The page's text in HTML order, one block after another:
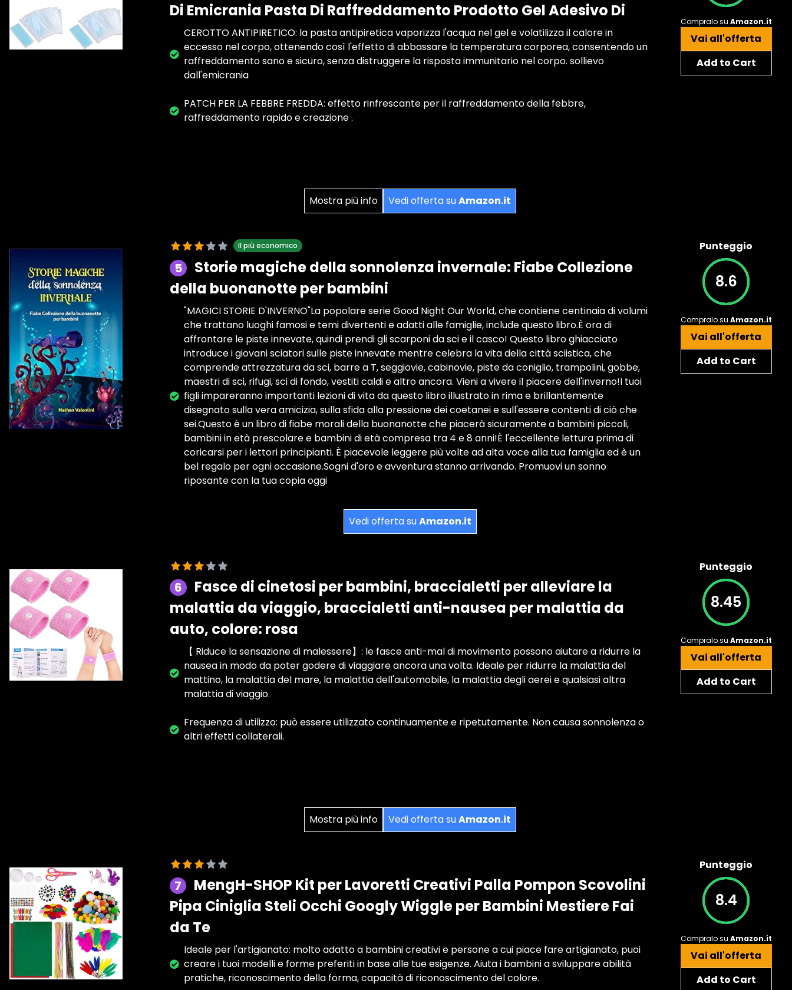
Di Emicrania Pasta Di Raffreddamento Prodotto Gel Adesivo Di
CEROTTO ANTIPIRETICO: la pasta antipiretica vaporizza l'acqua nel gel e volatilizza il calore in
eccesso nel corpo, ottenendo così l'effetto di abbassare la temperatura corporea, consentendo un
raffreddamento sano e sicuro, senza distruggere la risposta immunitario nel corpo. sollievo
dall'emicrania
PATCH PER LA FEBBRE FREDDA: effetto rinfrescante per il raffreddamento della febbre,
raffreddamento rapido e creazione .
Mostra più info Vedi offerta suAmazon.it
Compralo su Amazon.it
Vai all'offerta
Add to Cart
Il più economico
5
Storie magiche della sonnolenza invernale: Fiabe Collezione
della buonanotte per bambini
"MAGICI STORIE D'INVERNO"La popolare serie Good Night Our World, che contiene centinaia di volumi
che trattano luoghi famosi e temi divertenti e adatti alle famiglie, include questo libro.È ora di
affrontare le piste innevate, quindi prendi gli scarponi da sci e il casco! Questo libro ghiacciato
introduce i giovani sciatori sulle piste innevate mentre celebra la vita della città sciistica, che
comprende attrezzatura da sci, barre a T, seggiovie, cabinovie, piste da coniglio, trampolini, gobbe,
maestri di sci, rifugi, sci di fondo, vestiti caldi e altro ancora. Vieni a vivere il piacere dell'inverno!I tuoi
figli impareranno importanti lezioni di vita da questo libro illustrato in rima e brillantemente
disegnato sulla vera amicizia, sulla sfida alla pressione dei coetanei e sull'essere contenti di ciò che
sei.Questo è un libro di fiabe morali della buonanotte che piacerà sicuramente a bambini piccoli,
bambini in età prescolare e bambini di età compresa tra 4 e 8 anni!È l'eccellente lettura prima di
coricarsi per i lettori principianti. È piacevole leggere più volte ad alta voce alla tua famiglia ed è un
bel regalo per ogni occasione.Sogni d'oro e avventura stanno arrivando. Promuovi un sonno
riposante con la tua copia oggi
Vedi offerta suAmazon.it
Punteggio
8.6
Compralo su Amazon.it
Vai all'offerta
Add to Cart
6
Fasce di cinetosi per bambini, braccialetti per alleviare la
malattia da viaggio, braccialetti anti-nausea per malattia da
auto, colore: rosa
【 Riduce la sensazione di malessere】: le fasce anti-mal di movimento possono aiutare a ridurre la
nausea in modo da poter godere di viaggiare ancora una volta. Ideale per ridurre la malattia del
mattino, la malattia del mare, la malattia dell'automobile, la malattia degli aerei e qualsiasi altra
malattia di viaggio.
Frequenza di utilizzo: può essere utilizzato continuamente e ripetutamente. Non causa sonnolenza o
altri effetti collaterali.
Mostra più info Vedi offerta suAmazon.it
Punteggio
8.45
Compralo su Amazon.it
Vai all'offerta
Add to Cart
7
MengH-SHOP Kit per Lavoretti Creativi Palla Pompon Scovolini
Pipa Ciniglia Steli Occhi Googly Wiggle per Bambini Mestiere Fai
da Te
Ideale per l'artigianato: molto adatto a bambini creativi e persone a cui piace fare artigianato, puoi
creare i tuoi modelli e forme preferiti in base alle tue esigenze. Aiuta i bambini a sviluppare abilità
pratiche, riconoscimento della forma, capacità di riconoscimento del colore.
Punteggio
8.4
Compralo su Amazon.it
Vai all'offerta
Add to Cart